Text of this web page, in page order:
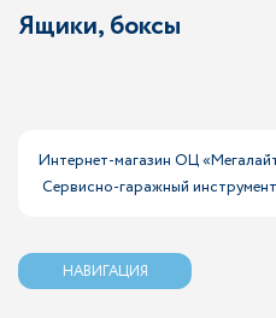
Ящики, боксы
Интернет-магазин ОЦ
Сервисно-гаражный инструмент
НАВИГАЦИЯ